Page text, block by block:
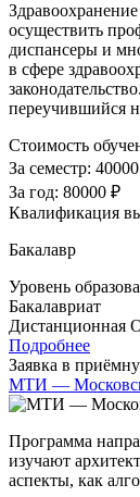
осуществить
диспансеры и
в сфере
переучившийся
Стоимость
За семестр:
За год: 80000 ₽
Квалификация
Бакалавр
Уровень
Бакалавриат
Дистанционная
Подробнее
Заявка в
МТИ —
Программа
изучают
аспекты, как